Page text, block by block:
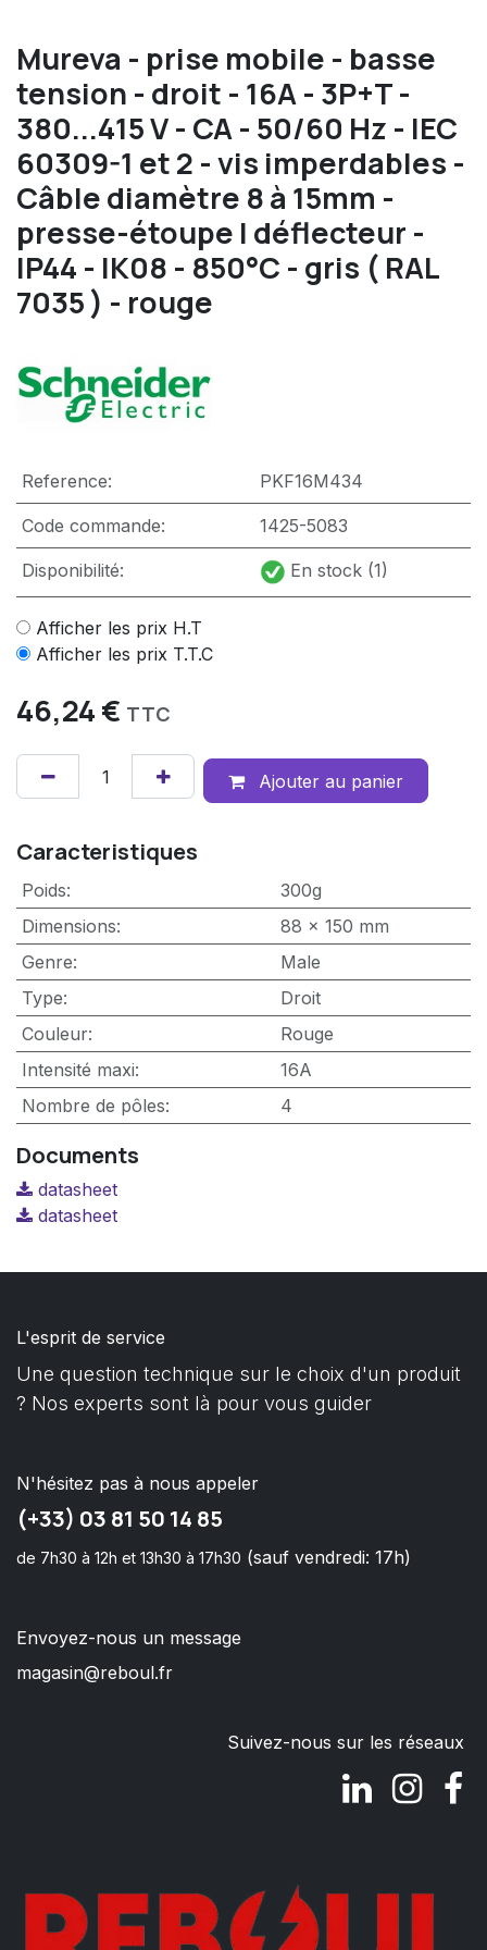
Mureva - prise mobile - basse
tension - droit - 16A - 3P+T -
380...415 V - CA - 50/60 Hz - IEC
60309-1 et 2 - vis imperdables -
Câble diamètre 8 à 15mm -
presse-étoupe | déflecteur -
IP44 - IK08 - 850°C - gris ( RAL
7035 ) - rouge
Reference: PKF16M434
Code commande: 1425-5083
Disponibilité: En stock (1)
Afficher les prix H.T
Afficher les prix T.T.C
46,24€ TTC
Ajouter au panier
Caracteristiques
Poids:
300g
Dimensions:
88 x 150 mm
Genre:
Male
Type:
Droit
Couleur:
Rouge
Intensité maxi:
16A
Nombre de pôles: 4
Documents
datasheet
datasheet
L'esprit de service
Une question technique sur le choix d'un produit
? Nos experts sont là pour vous guider
N'hésitez pas à nous appeler
(+33) 03 81 50 14 85
de 7h30 à 12h et 13h30 à 17h30 (sauf vendredi: 17h)
Envoyez-nous un message
magasin@reboul.fr
Suivez-nous sur les réseaux